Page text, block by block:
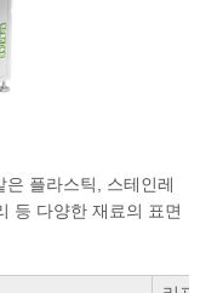
플라스틱, 스테인레
등 다양한 재료의 표면